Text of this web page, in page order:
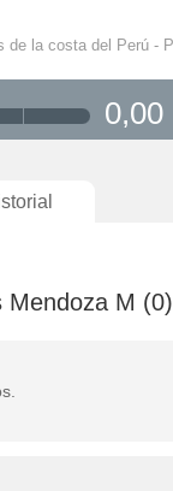
de la costa del Perú -
0,00
Mendoza M